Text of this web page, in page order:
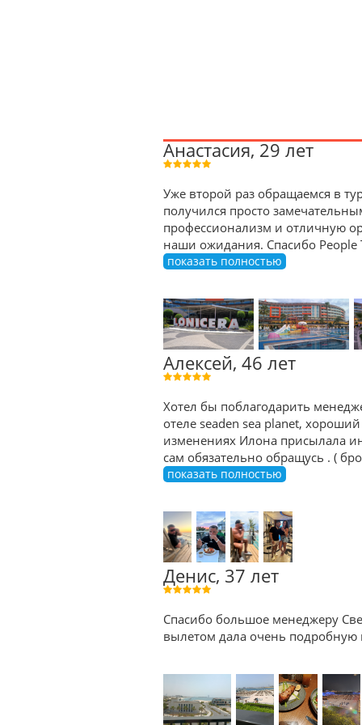
Анастасия, 29 лет
Уже второй раз обращаемся в
получился просто
профессионализм и отличную
наши ожидания. Спасибо People
показать полностью
Алексей, 46 лет
Хотел бы поблагодарить
отеле seaden sea planet,
изменениях Илона присылала
сам обязательно обращусь . (
показать полностью
Денис, 37 лет
Спасибо большое менеджеру
вылетом дала очень подробную